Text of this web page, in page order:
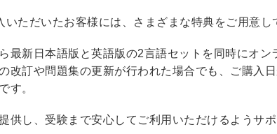
ただいたお客様には、さまざまな特典をご用意し
最新日本語版と英語版の2言語セットを同時にオ
改訂や問題集の更新が行われた場合でも、ご購入
す。
供し、受験まで安心してご利用いただけるようサポ